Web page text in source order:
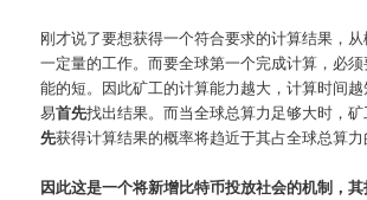
刚才说了要想获得一个符合要求的计算结果，
一定量的工作。而要全球第一个完成计算，必
能的短。因此矿工的计算能力越大，计算时间
易首先找出结果。而当全球总算力足够大时，
先获得计算结果的概率将趋近于其占全球总算力
因此这是一个将新增比特币投放社会的机制，